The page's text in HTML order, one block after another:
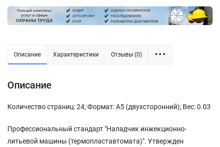
Описание Характеристики Отзывы (0)
Описание
Количество страниц: 24; Формат: А5 (двухсторонний); Вес: 0.03
Профессиональный стандарт "Наладчик инжекционно-
литьевой машины (термопластавтомата)". Утвержден